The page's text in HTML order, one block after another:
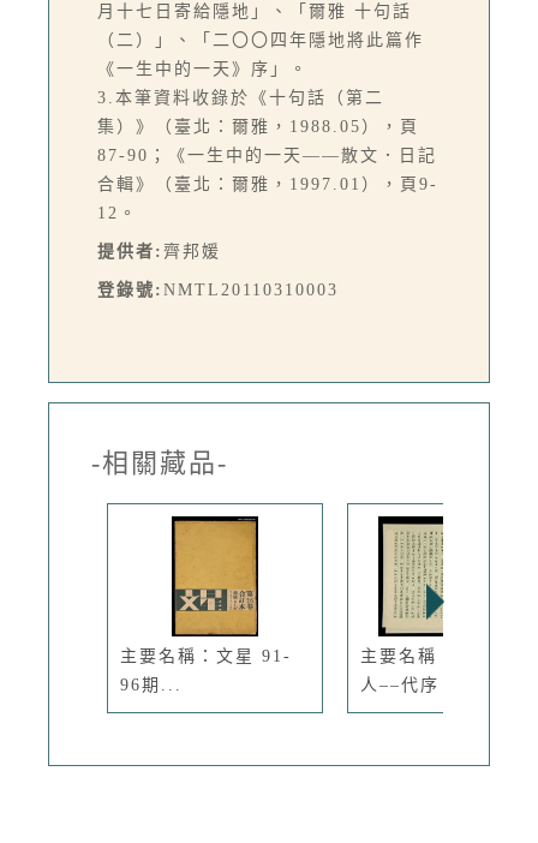
月十七日寄給隱地」、「爾雅 十句話
（二）」、「二〇〇四年隱地將此篇作
《一生中的一天》序」。
3.本筆資料收錄於《十句話（第二
集）》（臺北：爾雅，1988.05），頁
87-90；《一生中的一天——散文．日記
合輯》（臺北：爾雅，1997.01），頁9-
12。
提供者: 齊邦媛
登錄號: NMTL20110310003
-相關藏品-
主要名稱：文星 91-
96期...
主要名稱：小說家情
人––代序